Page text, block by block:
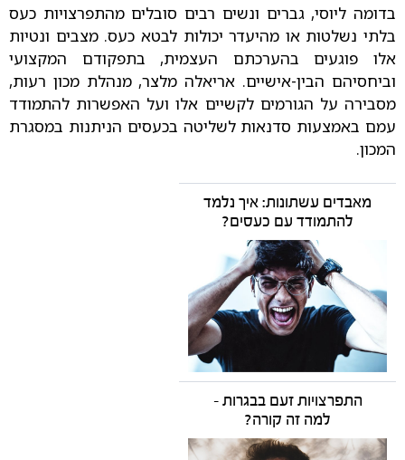
בדומה ליוסי, גברים ונשים רבים סובלים מהתפרצויות כעס
בלתי נשלטות או מהיעדר יכולות לבטא כעס. מצבים ונטיות
אלו פוגעים בהערכתם העצמית, בתפקודם המקצועי
וביחסיהם הבין-אישיים. אריאלה מלצר, מנהלת מכון רעות,
מסבירה על הגורמים לקשיים אלו ועל האפשרות להתמודד
עמם באמצעות סדנאות לשליטה בכעסים הניתנות במסגרת
המכון.
מאבדים עשתונות: איך נלמד
להתמודד עם כעסים?
התפרצויות זעם בבגרות -
למה זה קורה?